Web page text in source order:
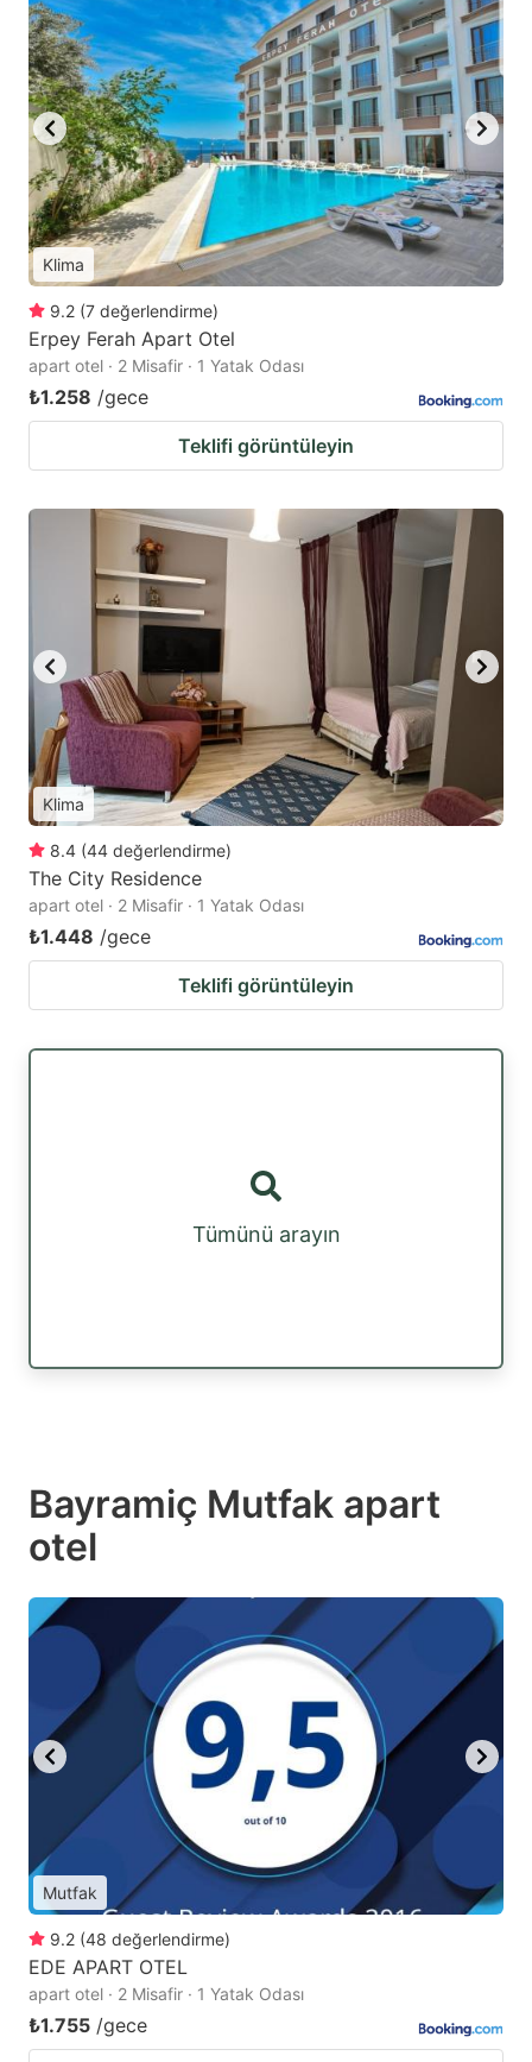
Klima
9.2 (7 değerlendirme)
Erpey Ferah Apart Otel
apart otel · 2 Misafir · 1 Yatak Odası
₺1.258 /gece
Teklifi görüntüleyin
Klima
8.4 (44 değerlendirme)
The City Residence
apart otel · 2 Misafir · 1 Yatak Odası
₺1.448 /gece
Teklifi görüntüleyin
Tümünü arayın
Bayramiç Mutfak apart
otel
Mutfak
9.2 (48 değerlendirme)
EDE APART OTEL
apart otel · 2 Misafir · 1 Yatak Odası
₺1.755 /gece